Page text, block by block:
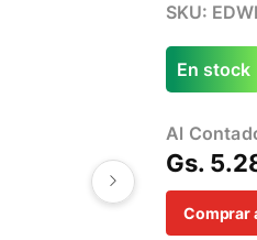
SKU:
En stock
Al
Gs.
Comprar